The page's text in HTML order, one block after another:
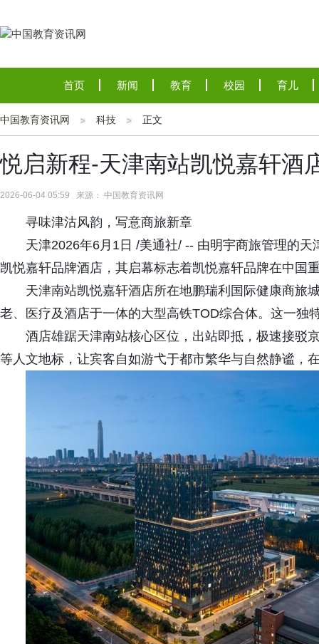
首页 新闻 教育 校园 育儿
中国教育资讯网 科技 正文
悦启新程-天津南站凯悦嘉轩酒
2026-06-04 05:59 来源： 中国教育资讯网
寻味津沽风韵，写意商旅新章
天津2026年6月1日 /美通社/ -- 由明宇商旅管理的
凯悦嘉轩品牌酒店，其启幕标志着凯悦嘉轩品牌在中国
天津南站凯悦嘉轩酒店所在地鹏瑞利国际健康商旅
老、医疗及酒店于一体的大型高铁TOD综合体。这一独
酒店雄踞天津南站核心区位，出站即抵，极速接驳
等人文地标，让宾客自如游弋于都市繁华与自然静谧，